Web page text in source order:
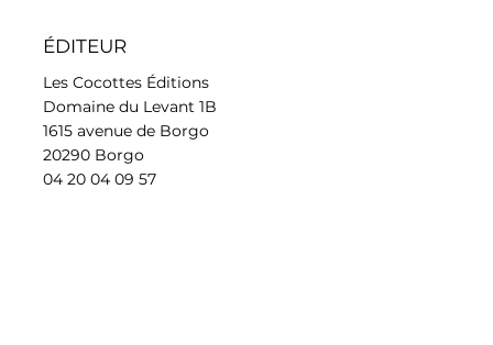
ÉDITEUR
Les Cocottes Éditions
Domaine du Levant 1B
1615 avenue de Borgo
20290 Borgo
04 20 04 09 57